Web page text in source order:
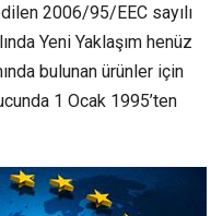
2006/95/EEC sayılı
Yeni Yaklaşım henüz
bulunan ürünler için
1 Ocak 1995’ten